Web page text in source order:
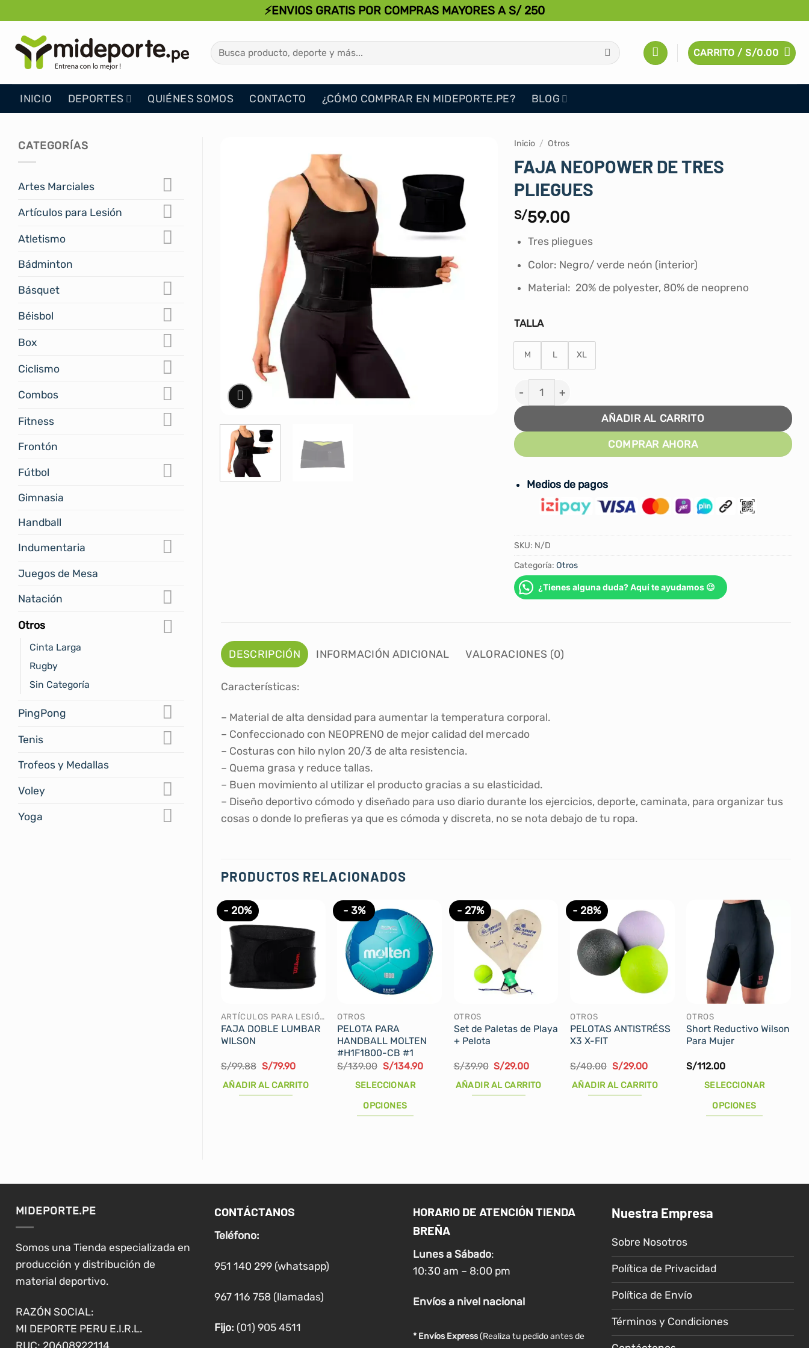
al
contenido
⚡ENVIOS GRATIS POR COMPRAS MAYORES A S/ 250
Buscar
por:
CARRITO /S/0.00
INICIO DEPORTES QUIÉNES SOMOS CONTACTO ¿CÓMO COMPRAR EN MIDEPORTE.PE? BLOG
CATEGORÍAS
Artes Marciales
Artículos para Lesión
Atletismo
Bádminton
Básquet
Béisbol
Box
Ciclismo
Combos
Fitness
Frontón
Fútbol
Gimnasia
Handball
Indumentaria
Juegos de Mesa
Natación
Otros
Cinta Larga
Rugby
Sin Categoría
PingPong
Tenis
Trofeos y Medallas
Voley
Yoga
Inicio / Otros
FAJA NEOPOWER DE TRES
PLIEGUES
S/59.00
Tres pliegues
Color: Negro/ verde neón (interior)
Material: 20% de polyester, 80% de neopreno
TALLA
M L XL
FAJA NEOPOWER DE TRES PLIEGUES cantidad
AÑADIR AL CARRITO
COMPRAR AHORA
Medios de pagos
SKU: N/D
Categoría: Otros
¿Tienes alguna duda? Aquí te ayudamos 😉
DESCRIPCIÓN INFORMACIÓN ADICIONAL VALORACIONES (0)
Características:
– Material de alta densidad para aumentar la temperatura corporal.
– Confeccionado con NEOPRENO de mejor calidad del mercado
– Costuras con hilo nylon 20/3 de alta resistencia.
– Quema grasa y reduce tallas.
– Buen movimiento al utilizar el producto gracias a su elasticidad.
– Diseño deportivo cómodo y diseñado para uso diario durante los ejercicios, deporte, caminata, para organizar tus
cosas o donde lo prefieras ya que es cómoda y discreta, no se nota debajo de tu ropa.
PRODUCTOS RELACIONADOS
- 20%
ARTÍCULOS PARA LESIÓN
FAJA DOBLE LUMBAR
WILSON
S/99.88 El
precio
original
era:
S/79.90El
actual
AÑADIR AL CARRITO
- 3%
OTROS
PELOTA PARA
HANDBALL MOLTEN
#H1F1800-CB #1
S/139.00 El
precio
original
S/139.00.
S/134.90El
SELECCIONAR
OPCIONES
variantes.
- 27%
OTROS
Set de Paletas de Playa
+ Pelota
S/39.90 El
precio
original
era:
S/29.00El
actual
AÑADIR AL CARRITO
- 28%
OTROS
PELOTAS ANTISTRÉSS
X3 X-FIT
S/40.00 El
precio
original
era:
S/29.00El
actual
AÑADIR AL CARRITO
OTROS
Short Reductivo Wilson
Para Mujer
S/112.00
SELECCIONAR
OPCIONES
variantes.
opciones
pueden
elegir
en
la
de
producto
MIDEPORTE.PE
Somos una Tienda especializada en
producción y distribución de
material deportivo.
RAZÓN SOCIAL:
MI DEPORTE PERU E.I.R.L.
RUC: 20608922114
CONTÁCTANOS
Teléfono:
951 140 299 (whatsapp)
967 116 758 (llamadas)
Fijo: (01) 905 4511
HORARIO DE ATENCIÓN TIENDA
BREÑA
Lunes a Sábado:
10:30 am – 8:00 pm
Envíosa nivel nacional
* Envíos Express(Realiza tu pedido antes de
Nuestra Empresa
Sobre Nosotros
Política de Privacidad
Política de Envío
Términos y Condiciones